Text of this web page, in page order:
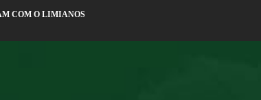
COM O LIMIANOS